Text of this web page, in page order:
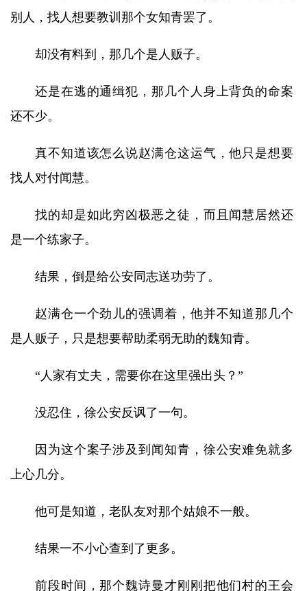
别人，找人想要教训那个女知青罢了。
却没有料到，那几个是人贩子。
还是在逃的通缉犯，那几个人身上背负的命案
还不少。
真不知道该怎么说赵满仓这运气，他只是想要
找人对付闻慧。
找的却是如此穷凶极恶之徒，而且闻慧居然还
是一个练家子。
结果，倒是给公安同志送功劳了。
赵满仓一个劲儿的强调着，他并不知道那几个
是人贩子，只是想要帮助柔弱无助的魏知青。
“人家有丈夫，需要你在这里强出头？”
没忍住，徐公安反讽了一句。
因为这个案子涉及到闻知青，徐公安难免就多
上心几分。
他可是知道，老队友对那个姑娘不一般。
结果一不小心查到了更多。
前段时间，那个魏诗曼才刚刚把他们村的王会